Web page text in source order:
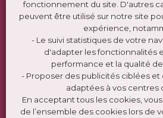
fonctionnement du site. D'autres
peuvent être utilisé sur notre site
expérience,
- Le suivi statistiques de votre
d'adapter les fonctionnalités
performance et la qualité
- Proposer des publicités ciblées
adaptées à vos centres
En acceptant tous les cookies,
de l’ensemble des cookies lors de